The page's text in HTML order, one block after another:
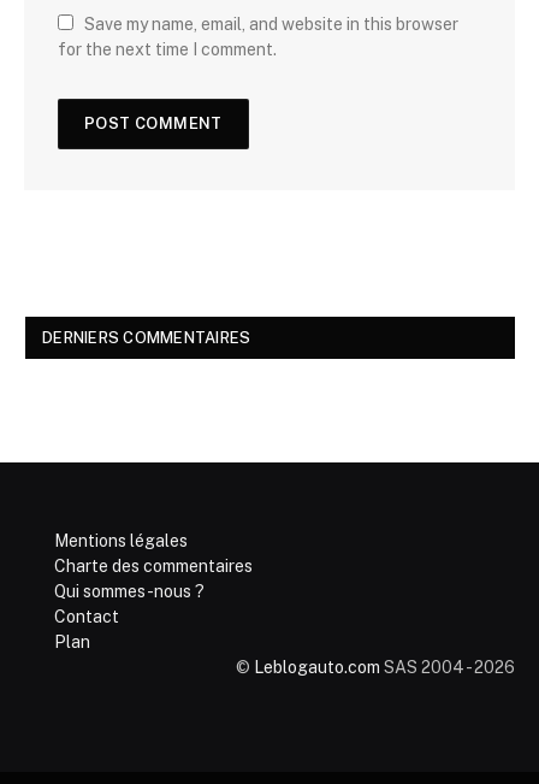
Save my name, email, and website in this browser
for the next time I comment.
DERNIERS COMMENTAIRES
Mentions légales
Charte des commentaires
Qui sommes-nous ?
Contact
Plan
© Leblogauto.com SAS 2004 - 2026